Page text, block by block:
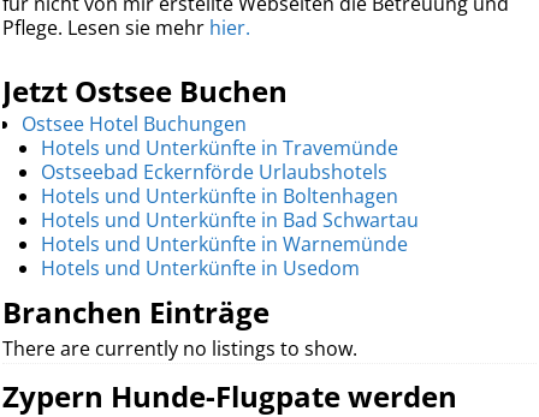
Pflege. Lesen sie mehr hier.
Jetzt Ostsee Buchen
Ostsee Hotel Buchungen
Hotels und Unterkünfte in Travemünde
Ostseebad Eckernförde Urlaubshotels
Hotels und Unterkünfte in Boltenhagen
Hotels und Unterkünfte in Bad Schwartau
Hotels und Unterkünfte in Warnemünde
Hotels und Unterkünfte in Usedom
Branchen Einträge
There are currently no listings to show.
Zypern Hunde-Flugpate werden